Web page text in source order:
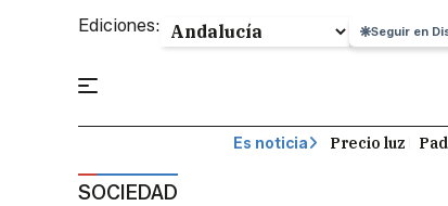
Ediciones: Seguir en
Es noticia Precio luz
SOCIEDAD